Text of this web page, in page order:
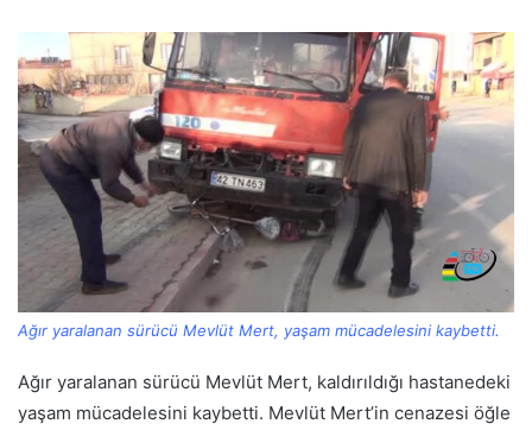
Ağır yaralanan sürücü Mevlüt Mert, yaşam mücadelesini kaybetti.
Ağır yaralanan sürücü Mevlüt Mert, kaldırıldığı hastanedeki
yaşam mücadelesini kaybetti. Mevlüt Mert’in cenazesi öğle